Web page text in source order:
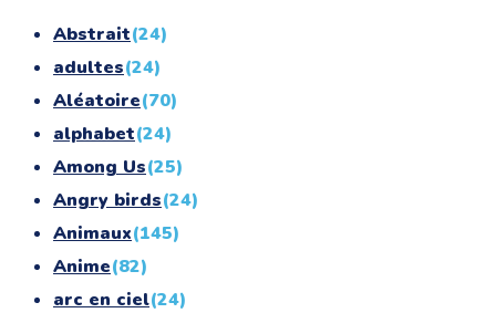
Abstrait(24)
adultes(24)
Aléatoire(70)
alphabet(24)
Among Us(25)
Angry birds(24)
Animaux(145)
Anime(82)
arc en ciel(24)